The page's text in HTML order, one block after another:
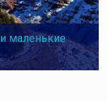
маленькие